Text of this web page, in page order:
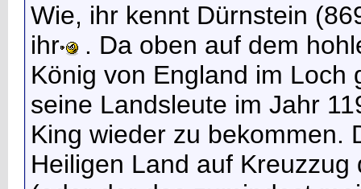
Wie, ihr kennt Dürnstein
ihr
. Da oben auf dem
König von England im Loch
seine Landsleute im Jahr
King wieder zu bekommen.
Heiligen Land auf